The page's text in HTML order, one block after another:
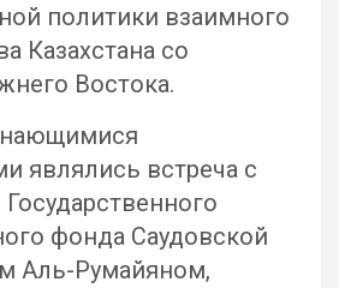
политики взаимного
Казахстана со
Востока.
являлись встреча с
фонда Саудовской
Аль-Румайяном,